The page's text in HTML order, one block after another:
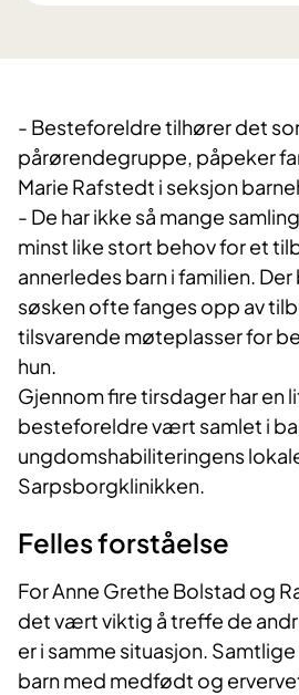
​- Besteforeldre tilhører det
pårørendegruppe, påpeker
Marie Rafstedt i seksjon
- De har ikke så mange
minst like stort behov for et
annerledes barn i familien.
søsken ofte fanges opp av
tilsvarende møteplasser for
hun.
Gjennom fire tirsdager har en
besteforeldre vært samlet i
ungdomshabiliteringens
Sarpsborgklinikken.
Felles forståelse
For Anne Grethe Bolstad og
det vært viktig å treffe de
er i samme situasjon.
barn med medfødt og